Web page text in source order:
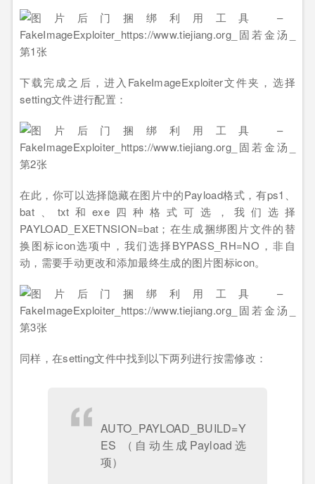
下载完成之后，进入FakeImageExploiter文件夹，选择
setting文件进行配置：
在此，你可以选择隐藏在图片中的Payload格式，有ps1、
bat、txt和exe四种格式可选，我们选择
PAYLOAD_EXETNSION=bat；在生成捆绑图片文件的替
换图标icon选项中，我们选择BYPASS_RH=NO，非自
动，需要手动更改和添加最终生成的图片图标icon。
同样，在setting文件中找到以下两列进行按需修改：
AUTO_PAYLOAD_BUILD=Y
ES （自动生成Payload选
项）